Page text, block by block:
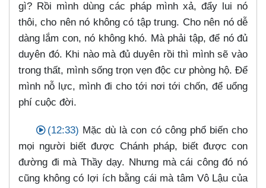
gì? Rồi mình dùng các pháp mình xả, đẩy lui nó
thôi, cho nên nó không có tập trung. Cho nên nó dễ
dàng lắm con, nó không khó. Mà phải tập, để nó đủ
duyên đó. Khi nào mà đủ duyên rồi thì mình sẽ vào
trong thất, mình sống trọn vẹn độc cư phòng hộ. Để
mình nỗ lực, mình đi cho tới nơi tới chốn, để uổng
phí cuộc đời.
(12:33) Mặc dù là con có công phổ biến cho
mọi người biết được Chánh pháp, biết được con
đường đi mà Thầy dạy. Nhưng mà cái công đó nó
cũng không có lợi ích bằng cái mà tâm Vô Lậu của